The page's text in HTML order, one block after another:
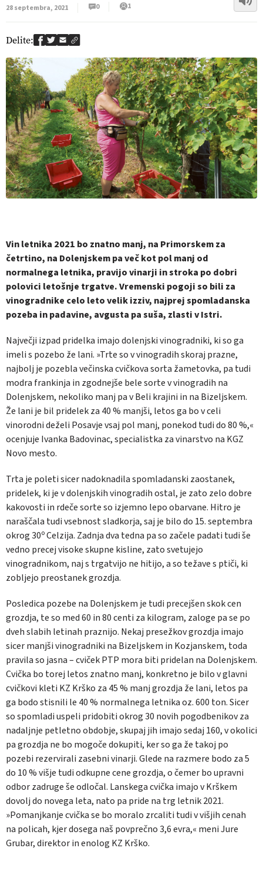
28 septembra, 2021
0 1
Delite:
Vin letnika 2021 bo znatno manj, na Primorskem za
četrtino, na Dolenjskem pa več kot pol manj od
normalnega letnika, pravijo vinarji in stroka po dobri
polovici letošnje trgatve. Vremenski pogoji so bili za
vinogradnike celo leto velik izziv, najprej spomladanska
pozeba in padavine, avgusta pa suša, zlasti v Istri.
Največji izpad pridelka imajo dolenjski vinogradniki, ki so ga
imeli s pozebo že lani. »Trte so v vinogradih skoraj prazne,
najbolj je pozebla večinska cvičkova sorta žametovka, pa tudi
modra frankinja in zgodnejše bele sorte v vinogradih na
Dolenjskem, nekoliko manj pa v Beli krajini in na Bizeljskem.
Že lani je bil pridelek za 40 % manjši, letos ga bo v celi
vinorodni deželi Posavje vsaj pol manj, ponekod tudi do 80 %,«
ocenjuje Ivanka Badovinac, specialistka za vinarstvo na KGZ
Novo mesto.
Trta je poleti sicer nadoknadila spomladanski zaostanek,
pridelek, ki je v dolenjskih vinogradih ostal, je zato zelo dobre
kakovosti in rdeče sorte so izjemno lepo obarvane. Hitro je
naraščala tudi vsebnost sladkorja, saj je bilo do 15. septembra
okrog 30º Celzija. Zadnja dva tedna pa so začele padati tudi še
vedno precej visoke skupne kisline, zato svetujejo
vinogradnikom, naj s trgatvijo ne hitijo, a so težave s ptiči, ki
zobljejo preostanek grozdja.
Posledica pozebe na Dolenjskem je tudi precejšen skok cen
grozdja, te so med 60 in 80 centi za kilogram, zaloge pa se po
dveh slabih letinah praznijo. Nekaj presežkov grozdja imajo
sicer manjši vinogradniki na Bizeljskem in Kozjanskem, toda
pravila so jasna – cviček PTP mora biti pridelan na Dolenjskem.
Cvička bo torej letos znatno manj, konkretno je bilo v glavni
cvičkovi kleti KZ Krško za 45 % manj grozdja že lani, letos pa
ga bodo stisnili le 40 % normalnega letnika oz. 600 ton. Sicer
so spomladi uspeli pridobiti okrog 30 novih pogodbenikov za
nadaljnje petletno obdobje, skupaj jih imajo sedaj 160, v okolici
pa grozdja ne bo mogoče dokupiti, ker so ga že takoj po
pozebi rezervirali zasebni vinarji. Glede na razmere bodo za 5
do 10 % višje tudi odkupne cene grozdja, o čemer bo upravni
odbor zadruge še odločal. Lanskega cvička imajo v Krškem
dovolj do novega leta, nato pa pride na trg letnik 2021.
»Pomanjkanje cvička se bo moralo zrcaliti tudi v višjih cenah
na policah, kjer dosega naš povprečno 3,6 evra,« meni Jure
Grubar, direktor in enolog KZ Krško.